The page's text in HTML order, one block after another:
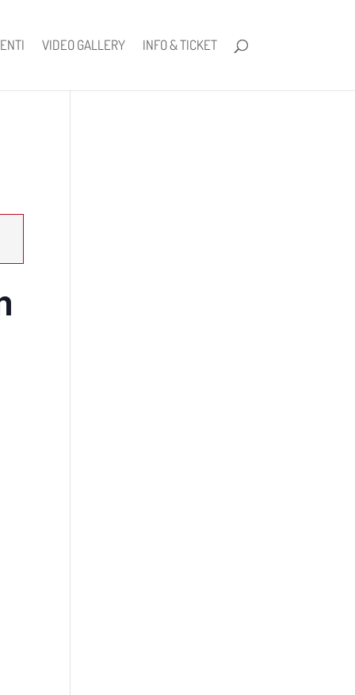
VIDEO GALLERY INFO & TICKET